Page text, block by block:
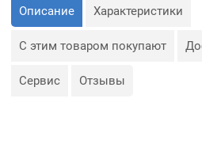
Описание Характеристики
С этим товаром покупают
Сервис Отзывы